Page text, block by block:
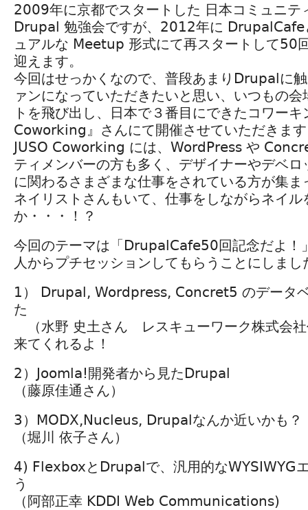
2009年に京都でスタートした 日本コミュニテ
Drupal 勉強会ですが、2012年に DrupalCafe
ュアルな Meetup 形式にて再スタートして50
迎えます。
今回はせっかくなので、普段あまりDrupalに
ァンになっていただきたいと思い、いつもの
トを飛び出し、日本で３番目にできたコワー
Coworking』さんにて開催させていただきま
JUSO Coworking には、WordPress や
ティメンバーの方も多く、デザイナーやデベ
に関わるさまざまな仕事をされている方が集ま
ネイリストさんもいて、仕事をしながらネイル
か・・・！？
今回のテーマは「DrupalCafe50回記念だよ！
人からプチセッションしてもらうことにしまし
1） Drupal, Wordpress, Concret5 のデータ
た
（水野 史土さん レスキューワーク株式会社
来てくれるよ！
2）Joomla!開発者から見たDrupal
（藤原佳通さん）
3）MODX,Nucleus, Drupalなんか近いかも？
（堀川 依子さん）
4) FlexboxとDrupalで、汎用的なWYSIWYG
う
（阿部正幸 KDDI Web Communications)